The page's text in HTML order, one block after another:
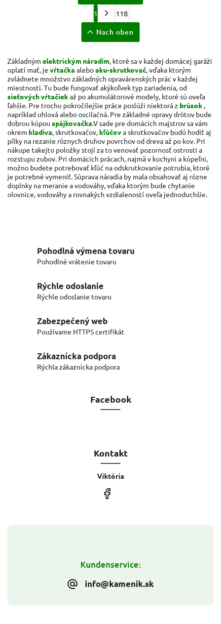
1 118
Nach oben
Základným elektrickým náradím, ktoré sa v každej domácej garáži
oplatí mať, je vŕtačka aleboaku-skrutkovač, vďaka ktorým
zvládnete množstvo základných opravárenských prác v každej
miestnosti.Tu bude fungovať akýkoľvek typ zariadenia, od
sieťových vŕtačiekaž po akumulátorové modely, ktoré sú oveľa
ľahšie. Pre trochu pokročilejšie práce poslúži niektorá z brúsok ,
napríklad uhlová alebo oscilačná. Pre základné opravy drôtov bude
dobrou kúpou spájkovačka.V sade pre domácich majstrov sa vám
okrem kladiva, skrutkovačov, kľúčova skrutkovačov budú hodiť aj
pílky na rezanie rôznych druhov povrchov od dreva až po kov. Pri
nákupe takejto položky stojí za to venovať pozornosť ostrosti a
rozstupu zubov. Pri domácich prácach, najmä v kuchyni a kúpeľni,
možno budete potrebovať kľúč na odskrutkovanie potrubia, ktoré
je potrebné vymeniť. Súprava náradia by mala obsahovať aj rôzne
doplnky na meranie a vodováhy, vďaka ktorým bude chytanie
olovnice, vodováhy a rovnakých vzdialeností oveľa jednoduchšie.
Pohodlná výmena tovaru
Pohodlné vrátenie tovaru
Rýchle odoslanie
Rýchle odoslanie tovaru
Zabezpečený web
Používame HTTPS certifikát
Zákaznícka podpora
Rýchla zákaznícka podpora
Kundenservice:
info@kamenik.sk
Facebook
Kontakt
Viktória